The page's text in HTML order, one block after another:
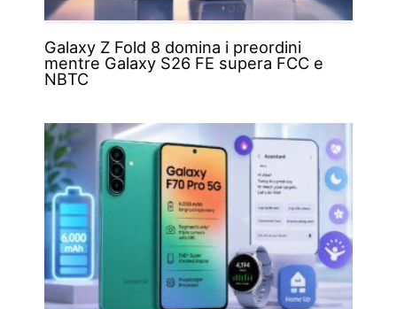
Galaxy Z Fold 8 domina i preordini
mentre Galaxy S26 FE supera FCC e
NBTC